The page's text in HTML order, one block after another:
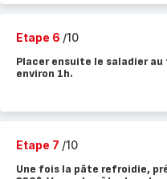
Etape 6 /10
Placer ensuite le saladier
environ 1h.
Etape 7 /10
Une fois la pâte refroidie,